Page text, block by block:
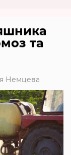
та
Немцева